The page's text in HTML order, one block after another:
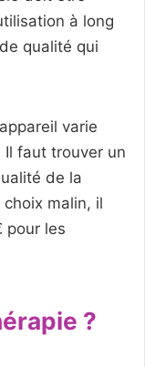
à long
qualité qui
varie
Il faut trouver un
de la
malin, il
pour les
?